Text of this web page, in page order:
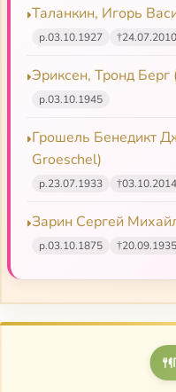
Таланкин, Игорь
р.03.10.1927 †24.07.2010
Эриксен, Тронд Берг
р.03.10.1945
Грошель Бенедикт
Groeschel)
р.23.07.1933 †03.10.2014
Зарин Сергей
р.03.10.1875 †20.09.1935